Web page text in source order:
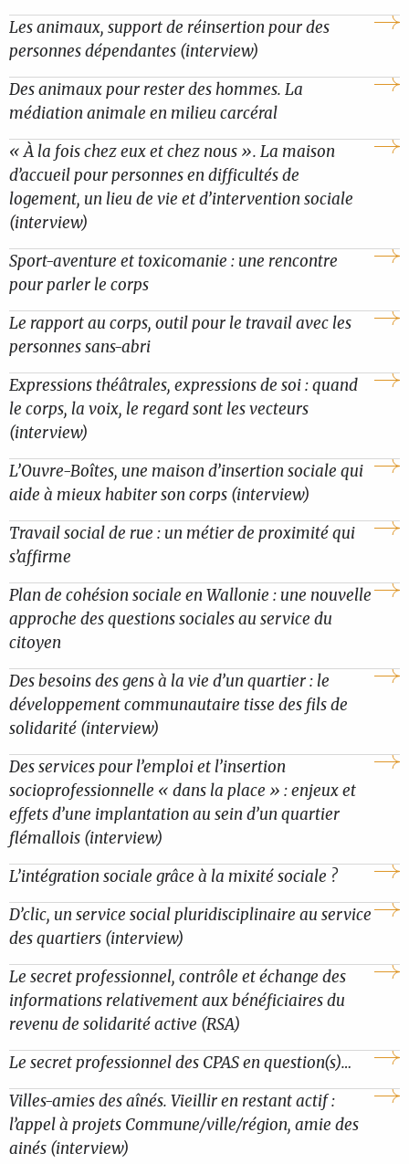
Les animaux, support de réinsertion pour des
personnes dépendantes (interview)
Des animaux pour rester des hommes. La
médiation animale en milieu carcéral
« À la fois chez eux et chez nous ». La maison
d’accueil pour personnes en difficultés de
logement, un lieu de vie et d’intervention sociale
(interview)
Sport-aventure et toxicomanie : une rencontre
pour parler le corps
Le rapport au corps, outil pour le travail avec les
personnes sans-abri
Expressions théâtrales, expressions de soi : quand
le corps, la voix, le regard sont les vecteurs
(interview)
L’Ouvre-Boîtes, une maison d’insertion sociale qui
aide à mieux habiter son corps (interview)
Travail social de rue : un métier de proximité qui
s’affirme
Plan de cohésion sociale en Wallonie : une nouvelle
approche des questions sociales au service du
citoyen
Des besoins des gens à la vie d’un quartier : le
développement communautaire tisse des fils de
solidarité (interview)
Des services pour l’emploi et l’insertion
socioprofessionnelle « dans la place » : enjeux et
effets d’une implantation au sein d’un quartier
flémallois (interview)
L’intégration sociale grâce à la mixité sociale ?
D’clic, un service social pluridisciplinaire au service
des quartiers (interview)
Le secret professionnel, contrôle et échange des
informations relativement aux bénéficiaires du
revenu de solidarité active (RSA)
Le secret professionnel des CPAS en question(s)…
Villes-amies des aînés. Vieillir en restant actif :
l’appel à projets Commune/ville/région, amie des
ainés (interview)